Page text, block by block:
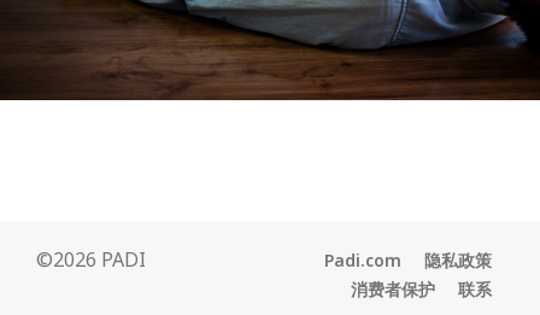
©2026 PADI Padi.com
隐私政策
消费者保护
联系